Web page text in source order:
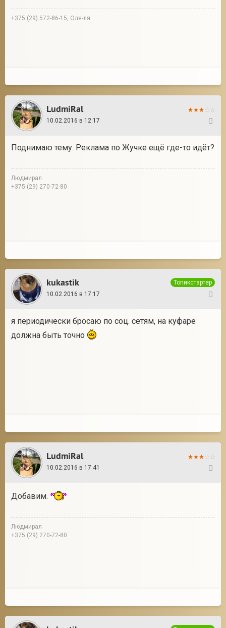
+375 (29) 572-86-15, Оля-ля
LudmiRal
10.02.2016 в 12:17
Поднимаю тему. Реклама по Жучке ещё где-то идёт?
Людмирал
+375 (29) 270-72-80
kukastik
Топикстартер
10.02.2016 в 17:17
я периодически бросаю по соц. сетям, на куфаре
должна быть точно
LudmiRal
10.02.2016 в 17:41
Добавим.
Людмирал
+375 (29) 270-72-80